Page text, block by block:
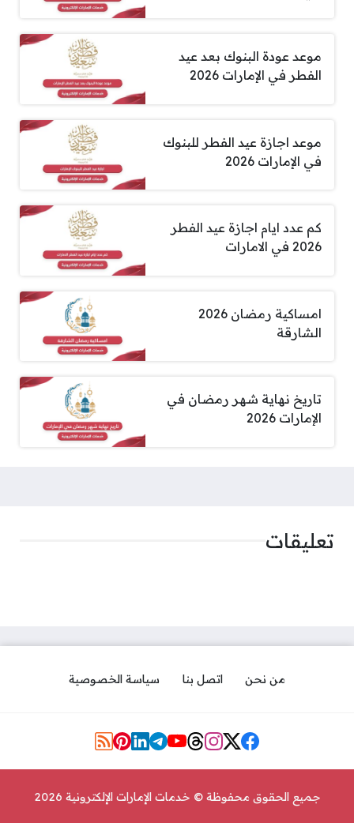
موعد عودة البنوك بعد عيد
الفطر في الإمارات 2026
موعد اجازة عيد الفطر للبنوك
في الإمارات 2026
كم عدد ايام اجازة عيد الفطر
2026 في الامارات
امساكية رمضان 2026
الشارقة
تاريخ نهاية شهر رمضان في
الإمارات 2026
تعليقات
من نحن اتصل بنا سياسة الخصوصية
مواقع التواصل
جميع الحقوق محفوظة © خدمات الإمارات الإلكترونية 2026